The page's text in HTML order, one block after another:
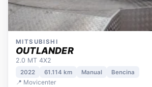
MITSUBISHI
OUTLANDER
2.0 MT 4X2
2022 61.114 km